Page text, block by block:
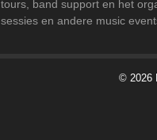
tours, band support en het
sessies en andere music
© 2026